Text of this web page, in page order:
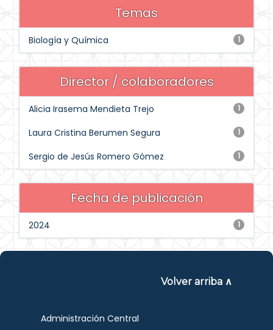
Temas
1
Biología y Química
Director / colaboradores
1
Alicia Irasema Mendieta Trejo
1
Laura Cristina Berumen Segura
1
Sergio de Jesús Romero Gómez
Fecha de publicación
1
2024
Volver arriba ∧
Administración Central